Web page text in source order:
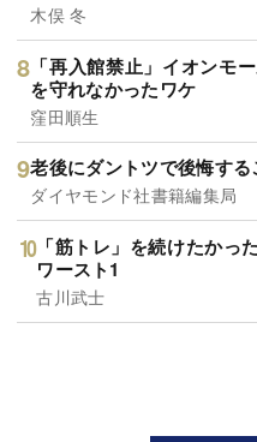
木俣 冬
「再入館禁止」イオンモ
を守れなかったワケ
窪田順生
老後にダントツで後悔する
ダイヤモンド社書籍編集局
「筋トレ」を続けたかっ
ワースト1
古川武士